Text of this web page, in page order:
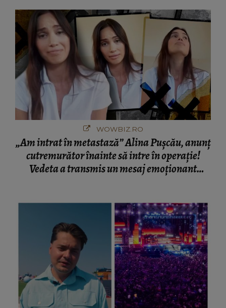
WOWBIZ.RO
„Am intrat în metastază” Alina Pușcău, anunț
cutremurător înainte să intre în operație!
Vedeta a transmis un mesaj emoționant